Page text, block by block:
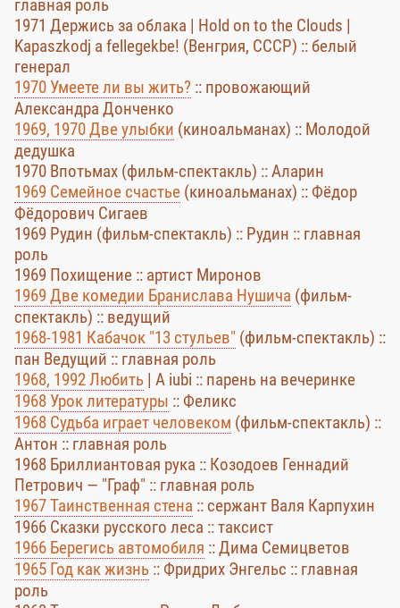
главная роль
1971 Держись за облака | Hold on to the Clouds |
Kapaszkodj a fellegekbe! (Венгрия, СССР) :: белый
генерал
1970 Умеете ли вы жить? :: провожающий
Александра Донченко
1969, 1970 Две улыбки (киноальманах) :: Молодой
дедушка
1970 Впотьмах (фильм-спектакль) :: Аларин
1969 Семейное счастье (киноальманах) :: Фёдор
Фёдорович Сигаев
1969 Рудин (фильм-спектакль) :: Рудин :: главная
роль
1969 Похищение :: артист Миронов
1969 Две комедии Бранислава Нушича (фильм-
спектакль) :: ведущий
1968-1981 Кабачок "13 стульев" (фильм-спектакль) ::
пан Ведущий :: главная роль
1968, 1992 Любить | A iubi :: парень на вечеринке
1968 Урок литературы :: Феликс
1968 Судьба играет человеком (фильм-спектакль) ::
Антон :: главная роль
1968 Бриллиантовая рука :: Козодоев Геннадий
Петрович — "Граф" :: главная роль
1967 Таинственная стена :: сержант Валя Карпухин
1966 Сказки русского леса :: таксист
1966 Берегись автомобиля :: Дима Семицветов
1965 Год как жизнь :: Фридрих Энгельс :: главная
роль